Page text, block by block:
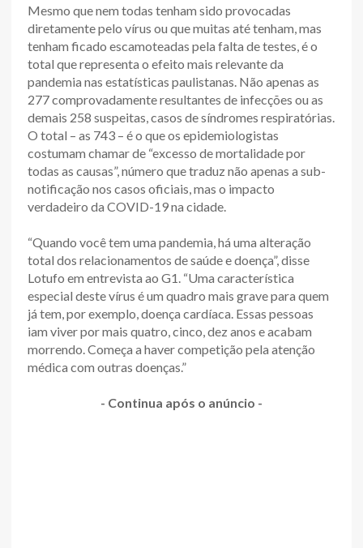
Mesmo que nem todas tenham sido provocadas
diretamente pelo vírus ou que muitas até tenham, mas
tenham ficado escamoteadas pela falta de testes, é o
total que representa o efeito mais relevante da
pandemia nas estatísticas paulistanas. Não apenas as
277 comprovadamente resultantes de infecções ou as
demais 258 suspeitas, casos de síndromes respiratórias.
O total – as 743 – é o que os epidemiologistas
costumam chamar de “excesso de mortalidade por
todas as causas”, número que traduz não apenas a sub-
notificação nos casos oficiais, mas o impacto
verdadeiro da COVID-19 na cidade.
“Quando você tem uma pandemia, há uma alteração
total dos relacionamentos de saúde e doença”, disse
Lotufo em entrevista ao G1. “Uma característica
especial deste vírus é um quadro mais grave para quem
já tem, por exemplo, doença cardíaca. Essas pessoas
iam viver por mais quatro, cinco, dez anos e acabam
morrendo. Começa a haver competição pela atenção
médica com outras doenças.”
- Continua após o anúncio -